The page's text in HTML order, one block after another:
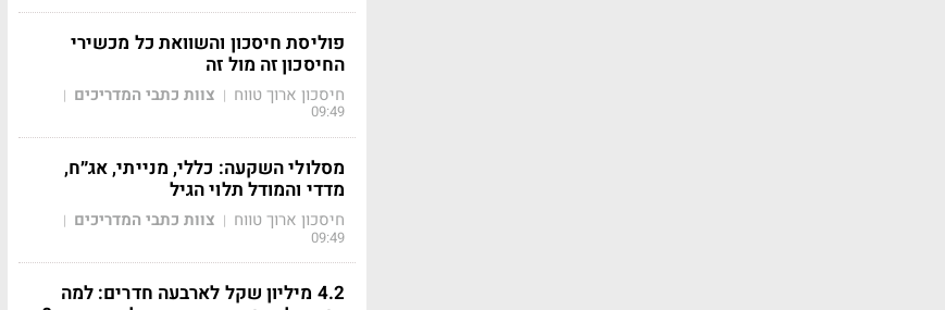
פוליסת חיסכון והשוואת כל מכשירי
החיסכון זה מול זה
חיסכון ארוך טווח | צוות כתבי המדריכים |
09:49
מסלולי השקעה: כללי, מנייתי, אג״ח,
מדדי והמודל תלוי הגיל
חיסכון ארוך טווח | צוות כתבי המדריכים |
09:49
4.2 מיליון שקל לארבעה חדרים: למה